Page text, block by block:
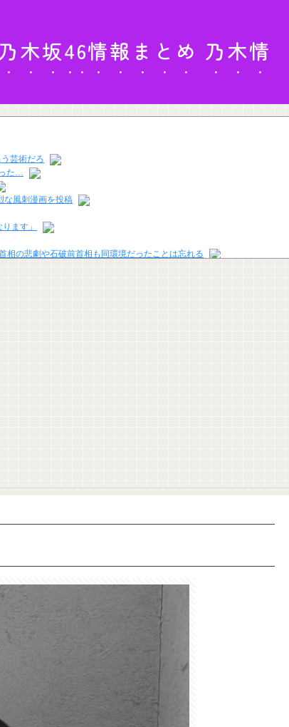
木坂46情報まとめ 乃木情
芸術だろ
た…
な風刺漫画を投稿
ます」
相の悲劇や石破前首相も同環境だったことは忘れる